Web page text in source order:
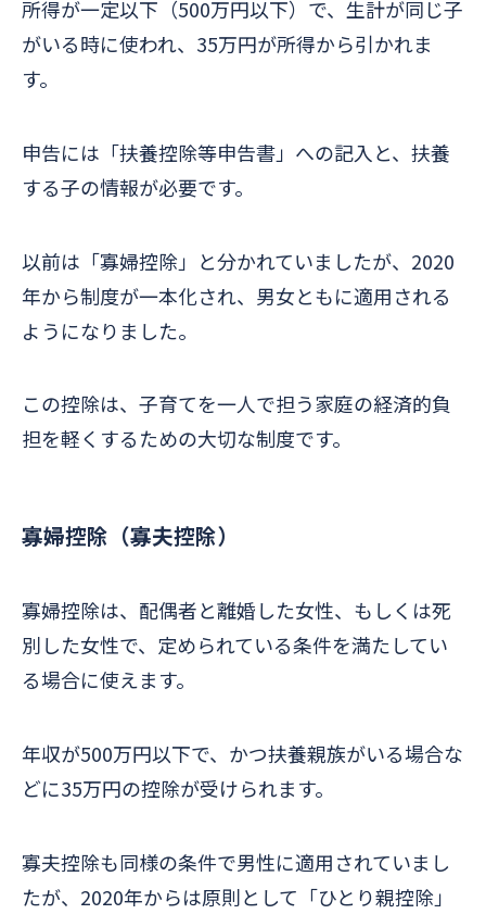
所得が一定以下（500万円以下）で、生計が同じ子
がいる時に使われ、35万円が所得から引かれま
す。
申告には「扶養控除等申告書」への記入と、扶養
する子の情報が必要です。
以前は「寡婦控除」と分かれていましたが、2020
年から制度が一本化され、男女ともに適用される
ようになりました。
この控除は、子育てを一人で担う家庭の経済的負
担を軽くするための大切な制度です。
寡婦控除（寡夫控除）
寡婦控除は、配偶者と離婚した女性、もしくは死
別した女性で、定められている条件を満たしてい
る場合に使えます。
年収が500万円以下で、かつ扶養親族がいる場合な
どに35万円の控除が受けられます。
寡夫控除も同様の条件で男性に適用されていまし
たが、2020年からは原則として「ひとり親控除」